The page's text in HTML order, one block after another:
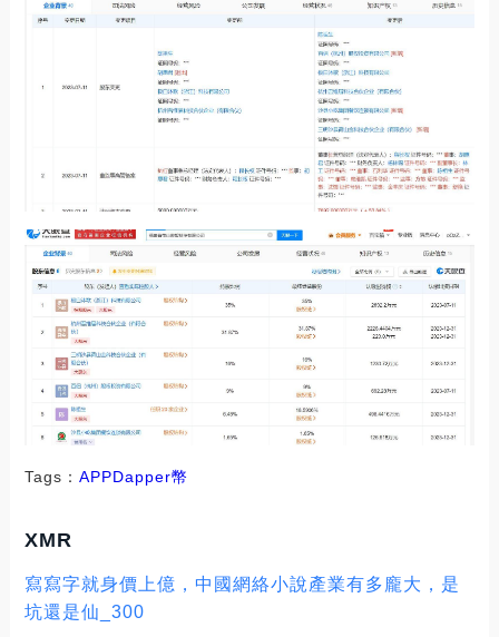
Tags： APPDapper幣
XMR
寫寫字就身價上億，中國網絡小說產業有多龐大，是
坑還是仙_300